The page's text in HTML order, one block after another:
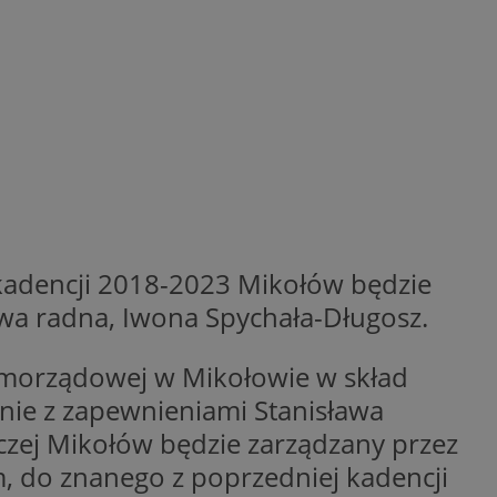
2018-2023 Mikołów będzie
radna, Iwona Spychała-Długosz.
w Mikołowie w skład
z zapewnieniami Stanisława
Mikołów będzie zarządzany przez
do znanego z poprzedniej kadencji
musi ponownie
zwiększa wygodę i
powiązany z
Microsoft Clarity
do
o sesji
w celu śledzenia
multimedialnych